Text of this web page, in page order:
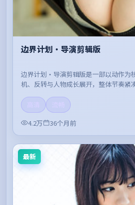
边界计划·导演剪辑版
边界计划·导演剪辑版是一部以动作为
机、反转与人物成长展开，整体节奏紧
4.2万
36个月前
最新